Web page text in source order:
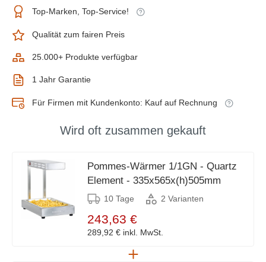
Top-Marken, Top-Service!
Qualität zum fairen Preis
25.000+ Produkte verfügbar
1 Jahr Garantie
Für Firmen mit Kundenkonto: Kauf auf Rechnung
Wird oft zusammen gekauft
Pommes-Wärmer 1/1GN - Quartz
Element - 335x565x(h)505mm
10 Tage 2 Varianten
243,63 €
289,92 € inkl. MwSt.